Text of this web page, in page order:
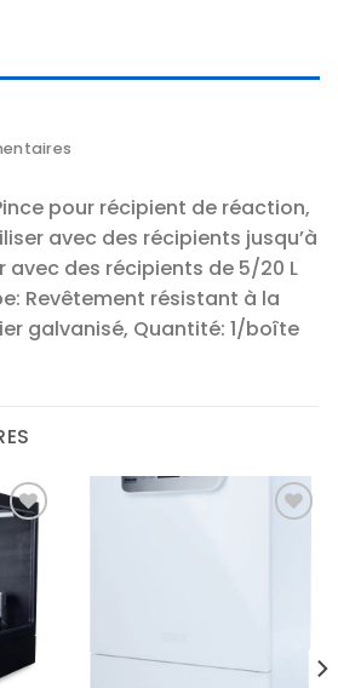
pour récipient de réaction,
avec des récipients jusqu’à
avec des récipients de 5/20 L
Revêtement résistant à la
galvanisé, Quantité: 1/boîte
liste